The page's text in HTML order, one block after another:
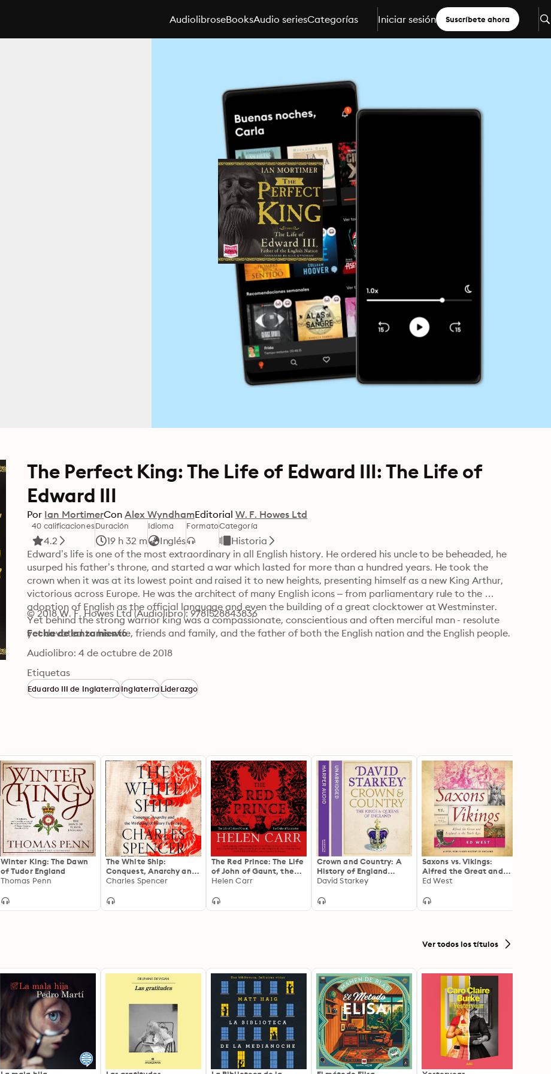
AudiolibroseBooksAudio seriesCategorías Iniciar sesión Suscríbete ahora
The Perfect King: The Life of Edward III: The Life of
Edward III
Por Ian MortimerCon Alex WyndhamEditorial W. F. Howes Ltd
40 calificaciones
4.2
Duración
19 h 32 m
Idioma
Inglés
FormatoCategoría
Historia
Edward’s life is one of the most extraordinary in all English history. He ordered his uncle to be beheaded, he
usurped his father’s throne, and started a war which lasted for more than a hundred years. He took the
crown when it was at its lowest point and raised it to new heights, presenting himself as a new King Arthur,
victorious across Europe. He was the architect of many English icons – from parliamentary rule to the
adoption of English as the official language and even the building of a great clocktower at Westminster.
Yet behind the strong warrior king was a compassionate, conscientious and often merciful man - resolute
yet devoted to his wife, friends and family, and the father of both the English nation and the English people.
© 2018 W. F. Howes Ltd (Audiolibro): 9781528843836
Fecha de lanzamiento
Audiolibro: 4 de octubre de 2018
Etiquetas
Eduardo III de InglaterraInglaterraLiderazgo
Winter King: The Dawn
of Tudor England
Thomas Penn
The White Ship:
Conquest, Anarchy and
the Wrecking of Henry
Charles Spencer
The Red Prince: The Life
of John of Gaunt, the
Duke of Lancaster
Helen Carr
Crown and Country: A
History of England
through the Monarchy
David Starkey
Saxons vs. Vikings:
Alfred the Great and
England in the Dark
Ed West
Ver todos los títulos